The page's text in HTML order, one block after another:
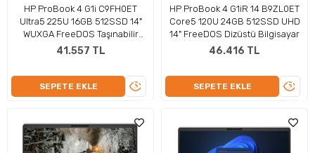
HP ProBook 4 G1i C9FH0ET
Ultra5 225U 16GB 512SSD 14"
WUXGA FreeDOS Taşınabilir
Bilgisayar
41.557 TL
SEPETE EKLE
ÜRÜNÜ
HP ProBook 4 G1iR 14 B9ZL0ET
Core5 120U 24GB 512SSD UHD
14" FreeDOS Dizüstü Bilgisayar
46.416 TL
SEPETE EKLE